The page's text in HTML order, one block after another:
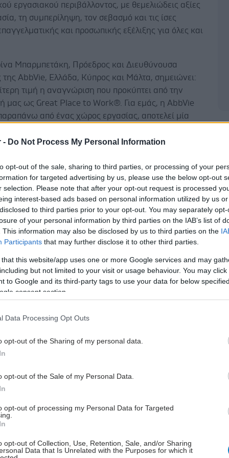
- Do Not Process My Personal Information
opt-out of the sale, sharing to third parties, or processing of your
for targeted advertising by us, please use the below opt-out
selection. Please note that after your opt-out request is processed
interest-based ads based on personal information utilized by us
to third parties prior to your opt-out. You may separately
of your personal information by third parties on the IAB’s list of
This information may also be disclosed by us to third parties on the
Participants that may further disclose it to other third parties.
that this website/app uses one or more Google services and may
but not limited to your visit or usage behaviour. You may
to Google and its third-party tags to use your data for below
consent section.
Data Processing Opt Outs
opt-out of the Sharing of my personal data.
opt-out of the Sale of my Personal Data.
opt-out of processing my Personal Data for Targeted
opt-out of Collection, Use, Retention, Sale, and/or Sharing
Data that Is Unrelated with the Purposes for which it
εργασιακού περιβάλλοντος, με θεμελιώδεις αξίες
τη συμπερίληψη, τον σεβασμό και τις ίσες
και προσωπικής εξέλιξης για όλες και
Μπαρμπετάκη, Πρόεδρος και Διευθύνουσα
AbbVie, Ελλάδα, Κύπρος και Μάλτα, σημειώνει:
τιμή η αναγνώριση που προκύπτει από την
μας ως Great Place to Work®. Για εμάς, η AbbVie
παραπάνω από ένας χώρος εργασίας, αποτελεί μία
τους οποίους μοιραζόμαστε ένα κοινό όραμα, να
ανθρώπων, σε όλον τον κόσμο. Είμαστε μία
κίνητρο,υψηλές προσδοκίες και αμοιβαίο
που αναζητούμε μια καριέρα με νόημα,
και που απελευθερώνει τις καινοτόμες ιδέες, τις
και τα ταλέντα μας. Άνθρωποι που αναγνωρίζουμε
εργασιακό μας χώρο,στον οποίο
η καινοτομία, η δημιουργία, η εμπιστοσύνη και
Όλα αυτά συνθέτουν την ανεκτίμητη αξία της
και μας ωθούν να ανεβάζουμε τον πήχη,να
ώστε να είμαστε αντάξιοι των προσδοκιών των
μας, δημιουργώντας περισσότερες και καλύτερες
ευημερίας».
σήμερα
των αποζημιώσεων των Στρατιωτικών Ιατρών μετά
του ΙΣΑ
μετατραυματικού στρες: Ουσία της ιατρικής